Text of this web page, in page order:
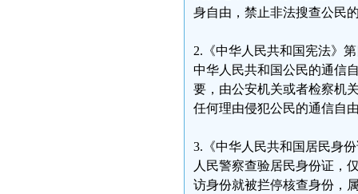
身自由，禁止非法搜查公民
2.《中华人民共和国宪法》
中华人民共和国公民的通信
要，由公安机关或者检察机
任何理由侵犯公民的通信自
3.《中华人民共和国居民身
人民警察查验居民身份证，
访身份就被拦停核查身份，